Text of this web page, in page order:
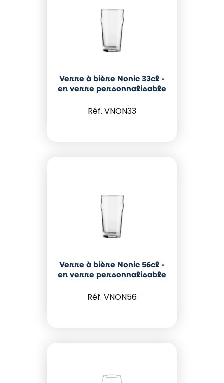
Verre à bière Nonic 33cl -
en verre personnalisable
VNON33
Verre à bière Nonic 56cl -
en verre personnalisable
VNON56